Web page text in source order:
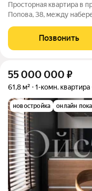
Просторная квартира в
Попова, 38, между
виды на Иоанновский
доступности метро
Позвонить
55 000 000 ₽
61,8 м² 1-комн. квартира
новостройка онлайн